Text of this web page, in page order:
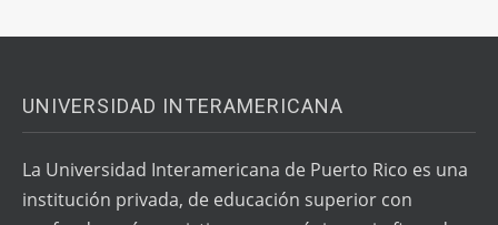
UNIVERSIDAD INTERAMERICANA
La Universidad Interamericana de Puerto Rico es una
institución privada, de educación superior con